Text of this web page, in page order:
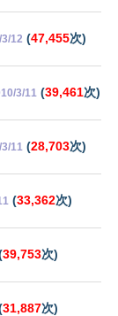
12 (47,455次)
3/11 (39,461次)
11 (28,703次)
(33,362次)
39,753次)
31,887次)